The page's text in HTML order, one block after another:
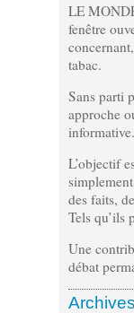
LE
fenêtre
tabac.
Sans parti
approche
informative.
L’objectif
des faits,
Tels qu’ils
Une
débat
Archives